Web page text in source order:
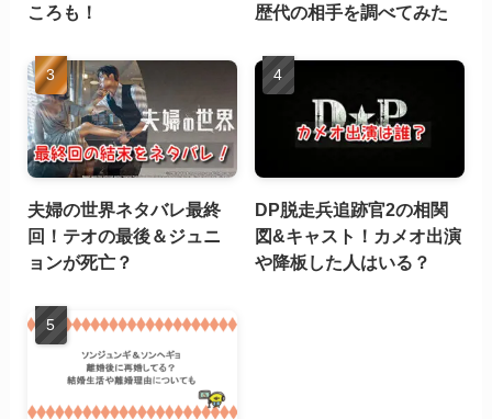
ころも！
歴代の相手を調べてみた
夫婦の世界ネタバレ最終
回！テオの最後＆ジュニ
ョンが死亡？
DP脱走兵追跡官2の相関
図&キャスト！カメオ出演
や降板した人はいる？